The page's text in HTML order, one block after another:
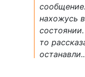
нахожусь
то